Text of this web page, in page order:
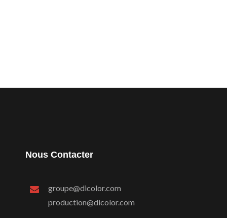
Nous Contacter
groupe@dicolor.com
production@dicolor.com